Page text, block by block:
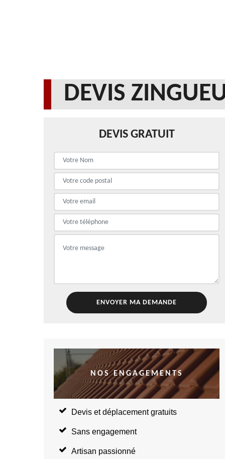
DEVIS
DEVIS GRATUIT
NOS ENGAGEMENTS
Devis et déplacement gratuits
Sans engagement
Artisan passionné